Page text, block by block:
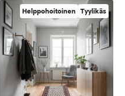
useampi
muunnelma.
Voit
tehdä
valinnat
tuotteen
sivulla.
Helppohoitoinen Tyylikäs